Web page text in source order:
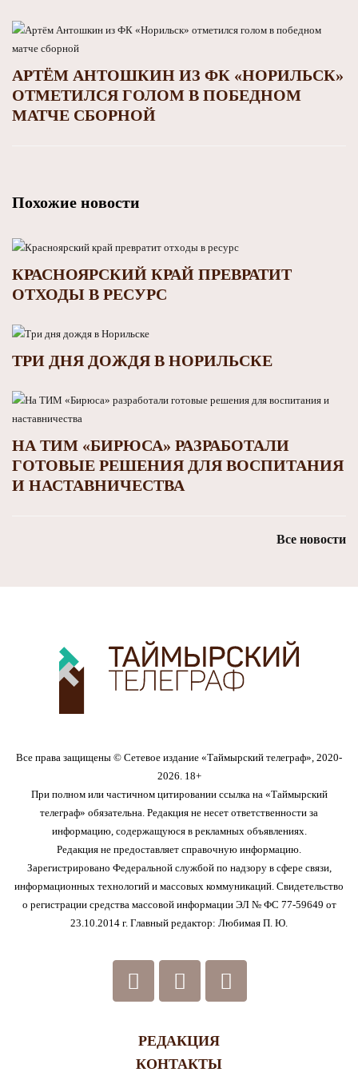
АРТЁМ АНТОШКИН ИЗ ФК «НОРИЛЬСК»
ОТМЕТИЛСЯ ГОЛОМ В ПОБЕДНОМ
МАТЧЕ СБОРНОЙ
Похожие новости
КРАСНОЯРСКИЙ КРАЙ ПРЕВРАТИТ
ОТХОДЫ В РЕСУРС
ТРИ ДНЯ ДОЖДЯ В НОРИЛЬСКЕ
НА ТИМ «БИРЮСА» РАЗРАБОТАЛИ
ГОТОВЫЕ РЕШЕНИЯ ДЛЯ ВОСПИТАНИЯ
И НАСТАВНИЧЕСТВА
Все новости
Все права защищены © Сетевое издание «Таймырский телеграф», 2020-
2026. 18+
При полном или частичном цитировании ссылка на «Таймырский
телеграф» обязательна. Редакция не несет ответственности за
информацию, содержащуюся в рекламных объявлениях.
Редакция не предоставляет справочную информацию.
Зарегистрировано Федеральной службой по надзору в сфере связи,
информационных технологий и массовых коммуникаций. Свидетельство
о регистрации средства массовой информации ЭЛ № ФС 77-59649 от
23.10.2014 г. Главный редактор: Любимая П. Ю.
РЕДАКЦИЯ
КОНТАКТЫ